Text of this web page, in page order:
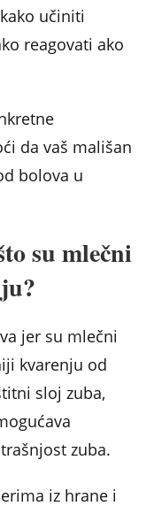
učiniti
reagovati ako
da vaš mališan
bolova u
su mlečni
jer su mlečni
kvarenju od
sloj zuba,
zuba.
iz hrane i